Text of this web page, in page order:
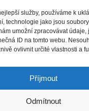
služby, používáme k
technologie jako jsou
umožní zpracovávat údaje,
ID na tomto webu.
ovlivnit určité vlastnosti a
Příjmout
Odmítnout
pronásledovaní
světa a ubránit ho před